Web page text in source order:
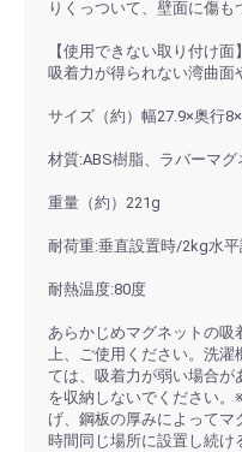
りくっついて、壁面に傷も
【使用できない取り付け
吸着力が得られない湾曲面
サイズ（約）幅27.9×奥行
材質:ABS樹脂、ラバーマグ
重量（約）221g
耐荷重:垂直設置時/2kg水
耐熱温度:80度
あらかじめマグネットの吸
上、ご使用ください。洗濯
ては、吸着力が弱い場合が
を収納しないでください
げ、鋼板の厚みによって
時間同じ場所に設置し続け